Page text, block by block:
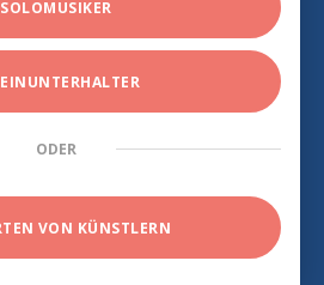
SOLOMUSIKER
ODER
VON KÜNSTLERN